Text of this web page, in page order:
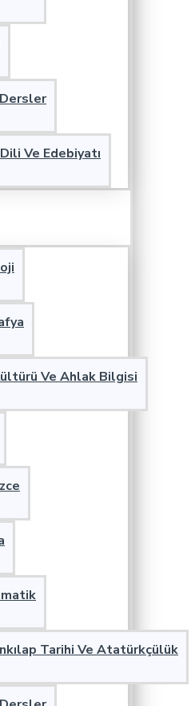
Ve Edebiyatı
Ve Ahlak Bilgisi
Tarihi Ve Atatürkçülük